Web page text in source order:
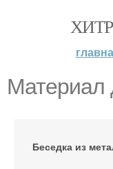
Материал
Беседка из